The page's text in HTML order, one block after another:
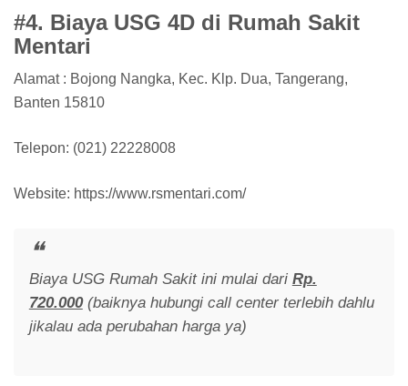
#4. Biaya USG 4D di Rumah Sakit
Mentari
Alamat : Bojong Nangka, Kec. Klp. Dua, Tangerang,
Banten 15810
Telepon: (021) 22228008
Website: https://www.rsmentari.com/
Biaya USG Rumah Sakit ini mulai dari Rp.
720.000 (baiknya hubungi call center terlebih dahlu
jikalau ada perubahan harga ya)